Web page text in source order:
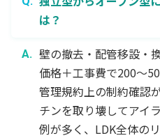
は？
壁の撤去・配管移設・
価格＋工事費で200〜
管理規約上の制約確認
チンを取り壊してアイ
例が多く、LDK全体の